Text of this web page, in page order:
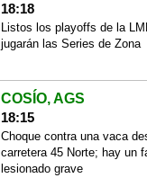
18:18
Listos los playoffs de la
jugarán las Series de Zona
COSÍO, AGS
18:15
Choque contra una vaca
carretera 45 Norte; hay un
lesionado grave